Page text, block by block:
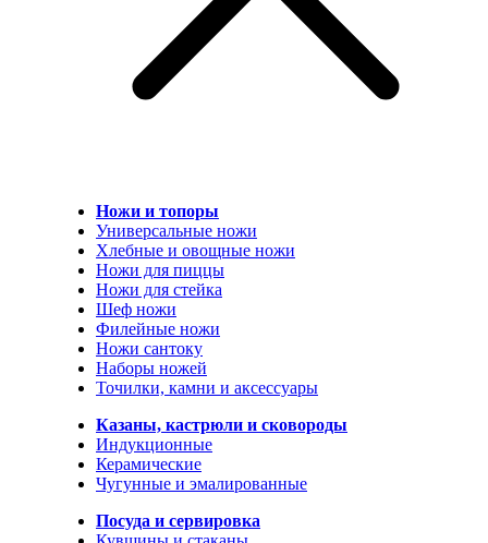
Ножи и топоры
Универсальные ножи
Хлебные и овощные ножи
Ножи для пиццы
Ножи для стейка
Шеф ножи
Филейные ножи
Ножи сантоку
Наборы ножей
Точилки, камни и аксессуары
Казаны, кастрюли и сковороды
Индукционные
Керамические
Чугунные и эмалированные
Посуда и сервировка